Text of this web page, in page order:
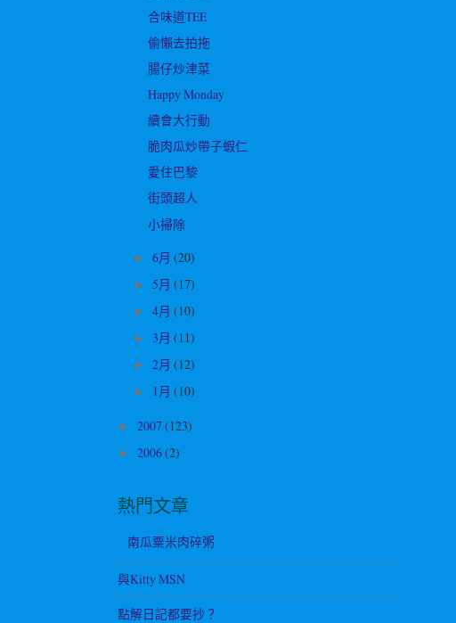
合味道TEE
偷懶去拍拖
腸仔炒津菜
Happy Monday
續會大行動
脆肉瓜炒帶子蝦仁
愛住巴黎
街頭超人
小掃除
► 6月 (20)
► 5月 (17)
► 4月 (10)
► 3月 (11)
► 2月 (12)
► 1月 (10)
► 2007 (123)
► 2006(2)
熱門文章
南瓜粟米肉碎粥
與Kitty MSN
點解日記都要抄？